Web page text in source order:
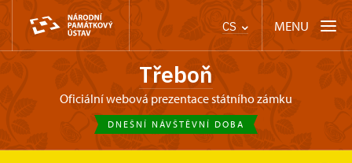
CS MENU
Třeboň
oficiální webová prezentace státního zámku
DNEŠNÍ NÁVŠTĚVNÍ DOBA